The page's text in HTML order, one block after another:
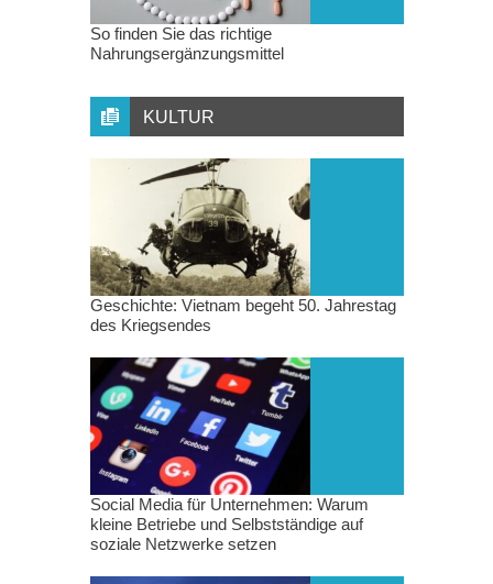
So finden Sie das richtige
Nahrungsergänzungsmittel
KULTUR
Geschichte: Vietnam begeht 50. Jahrestag
des Kriegsendes
Social Media für Unternehmen: Warum
kleine Betriebe und Selbstständige auf
soziale Netzwerke setzen